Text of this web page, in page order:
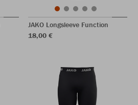
JAKO Longsleeve Function
18,00 €